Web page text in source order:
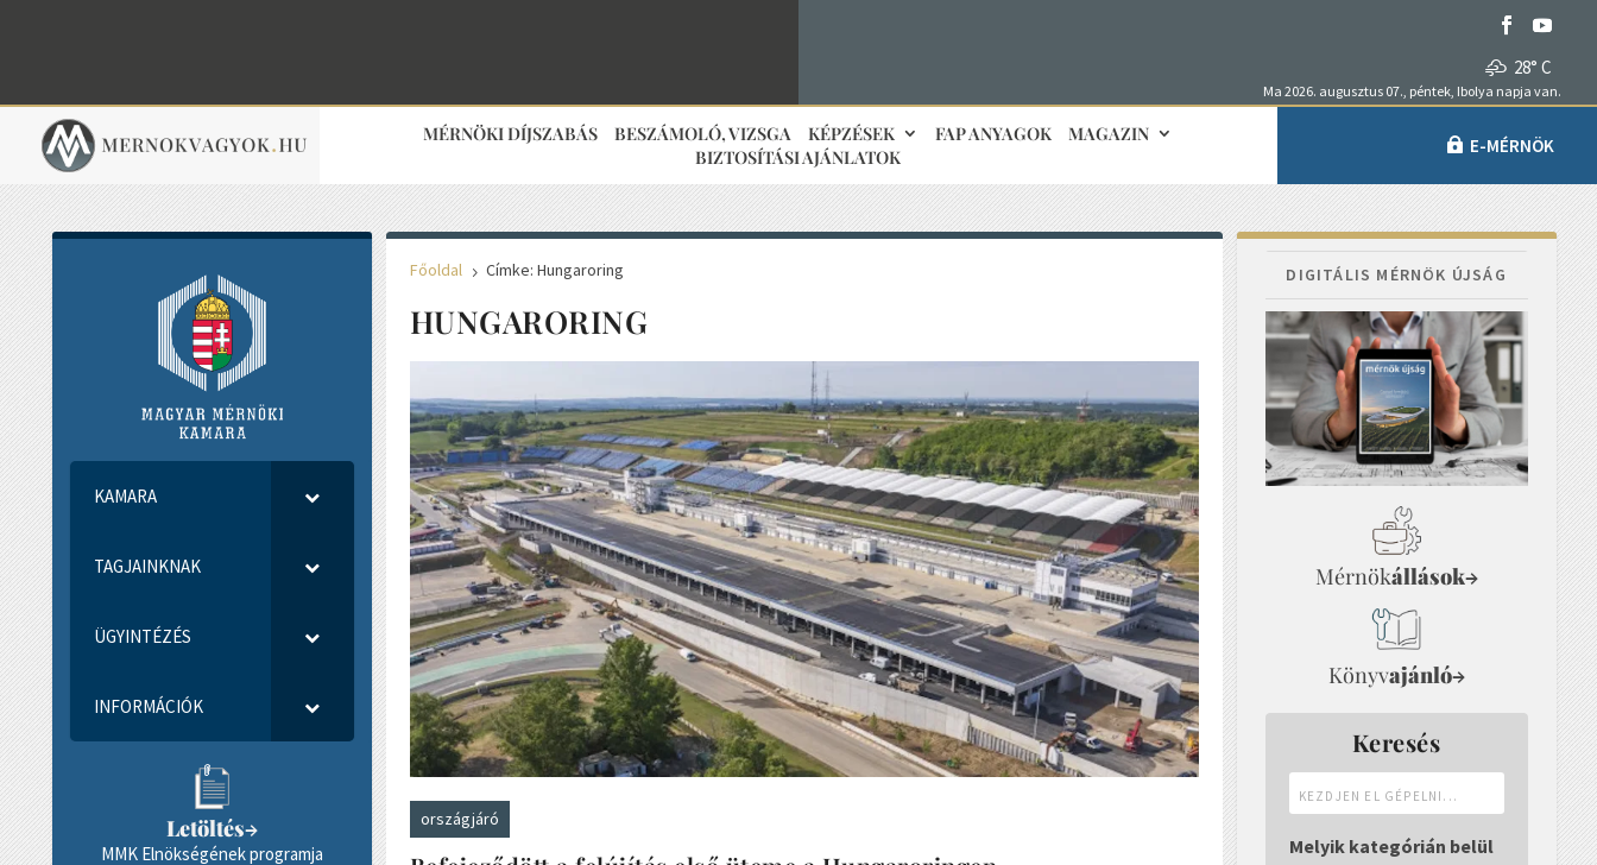
28° C
Ma 2026. augusztus 07., péntek, Ibolya napja van.
MÉRNÖKI DÍJSZABÁS BESZÁMOLÓ, VIZSGA KÉPZÉSEK FAP ANYAGOK
MAGAZIN
BIZTOSÍTÁSI AJÁNLATOK
E-MÉRNÖK
KAMARA
TAGJAINKNAK
ÜGYINTÉZÉS
INFORMÁCIÓK
Letöltés→
MMK Elnökségének programja
Főoldal 5 Címke: Hungaroring
HUNGARORING
országjáró
DIGITÁLIS MÉRNÖK ÚJSÁG
Mérnökállások→
Könyvajánló→
Keresés
el
gépelni...
Melyik kategórián belül